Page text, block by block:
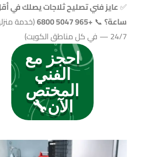
✅عايز فني تصليح ثلاجات يصلك في
ساعة؟ 📞
+965 5047 6800
(خدمة
24/7 — في كل مناطق الكويت)
احجز مع
الفني
المختص
الآن🔧